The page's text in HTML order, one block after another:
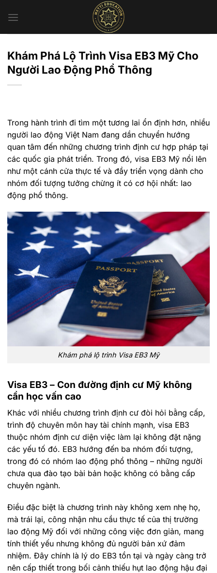
đến
Khám Phá Lộ Trình Visa EB3 Mỹ Cho
Người Lao Động Phổ Thông
Trong hành trình đi tìm một tương lai ổn định hơn, nhiều
người lao động Việt Nam đang dần chuyển hướng
quan tâm đến những chương trình định cư hợp pháp tại
các quốc gia phát triển. Trong đó, visa EB3 Mỹ nổi lên
như một cánh cửa thực tế và đầy triển vọng dành cho
nhóm đối tượng tưởng chừng ít có cơ hội nhất: lao
động phổ thông.
Khám phá lộ trình Visa EB3 Mỹ
Visa EB3 – Con đường định cư Mỹ không
cần học vấn cao
Khác với nhiều chương trình định cư đòi hỏi bằng cấp,
trình độ chuyên môn hay tài chính mạnh, visa EB3
thuộc nhóm định cư diện việc làm lại không đặt nặng
các yếu tố đó. EB3 hướng đến ba nhóm đối tượng,
trong đó có nhóm lao động phổ thông – những người
chưa qua đào tạo bài bản hoặc không có bằng cấp
chuyên ngành.
Điều đặc biệt là chương trình này không xem nhẹ họ,
mà trái lại, công nhận nhu cầu thực tế của thị trường
lao động Mỹ đối với những công việc đơn giản, mang
tính thiết yếu nhưng không đủ người bản xứ đảm
nhiệm. Đây chính là lý do EB3 tồn tại và ngày càng trở
nên cấp thiết trong bối cảnh thiếu hụt lao động hậu đại